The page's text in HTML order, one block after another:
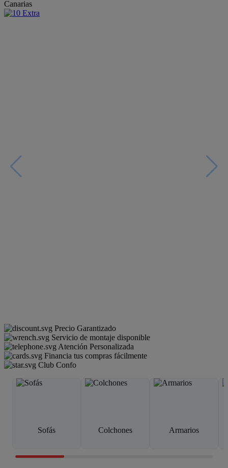
Canarias
Precio Garantizado
Servicio de montaje disponible
Atención Personalizada
Financia tus compras fácilmente
Club Confo
Sofás Colchones Armarios